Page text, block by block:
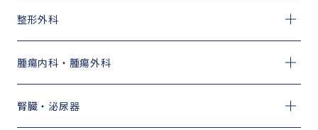
整形外科
腫瘍内科・腫瘍外科
腎臓・泌尿器